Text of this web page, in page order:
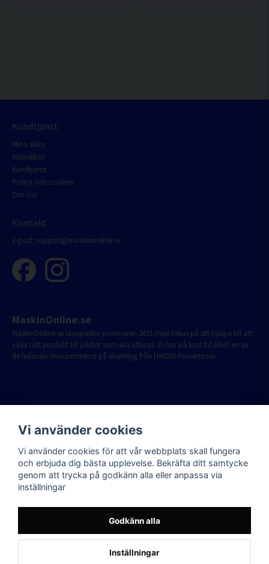
Kundtjänst
Mina sidor
Köpvillkor
Kundtjänst
Policy och cookies
Om oss
Kontakt
E-post: support@maskinonline.se
MaskinOnline.se
MaskinOnline.se lanserades sommaren 2021 med fokus på att hjälpa till att
välja rätt produkt till jobbet som ska utföras. Vi har på kort tid blivit en av
de ledande leverantörerna på elverktyg från HiKOKI Powertools.
Powered by Nyehandel AB
Vi använder cookies
Vi använder cookies för att vår webbplats skall fungera
och erbjuda dig bästa upplevelse. Bekräfta ditt samtycke
genom att trycka på godkänn alla eller anpassa via
inställningar
Godkänn alla
Inställningar